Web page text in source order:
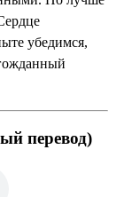
убедимся,
перевод)